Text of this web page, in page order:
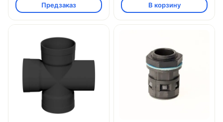
Предзаказ В корзину